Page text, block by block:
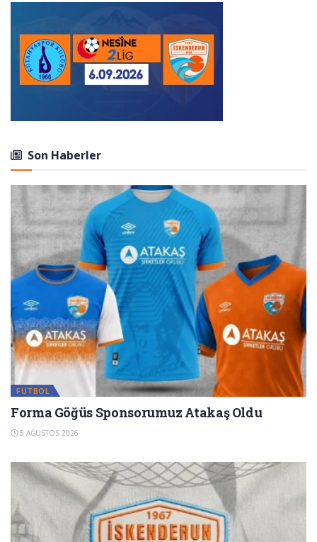
Son Haberler
FUTBOL
Forma Göğüs Sponsorumuz Atakaş Oldu
5 AĞUSTOS 2026